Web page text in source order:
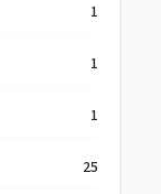
1
1
1
25